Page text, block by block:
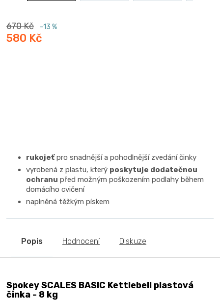
670 Kč –13 %
580 Kč
rukojeťpro snadnější a pohodlnější zvedání činky
vyrobená z plastu, který poskytuje dodatečnou
ochranu před možným poškozením podlahy během
domácího cvičení
naplněná těžkým pískem
Popis Hodnocení Diskuze
Spokey SCALES BASIC Kettlebell plastová
činka - 8 kg